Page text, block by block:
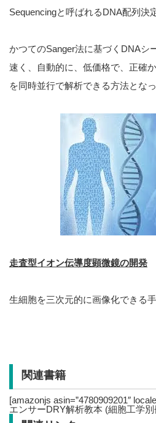
Sequencingと呼ばれるDNA配列決
かつてのSanger法に基づくDNAシ
速く、自動的に、低価格で、正確
を同時並行で解析できる方法となっ
走査型イオン伝導度顕微鏡の開発
生細胞を三次元的に画像化できる手
関連書籍
[amazonjs asin=”4780909201″
エンサーDRY解析教本 (細胞工学別